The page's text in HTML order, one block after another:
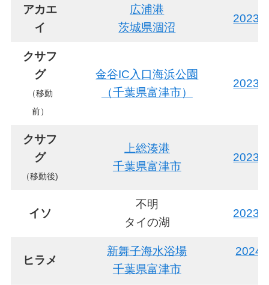
アカエ
イ
広浦港
茨城県涸沼
2023
クサフ
グ
（移動
前）
金谷IC入口海浜公園
（千葉県富津市）
2023
クサフ
グ
（移動後)
上総湊港
千葉県富津市
2023
イソ
不明
タイの湖
2023
ヒラメ
新舞子海水浴場
千葉県富津市
2024